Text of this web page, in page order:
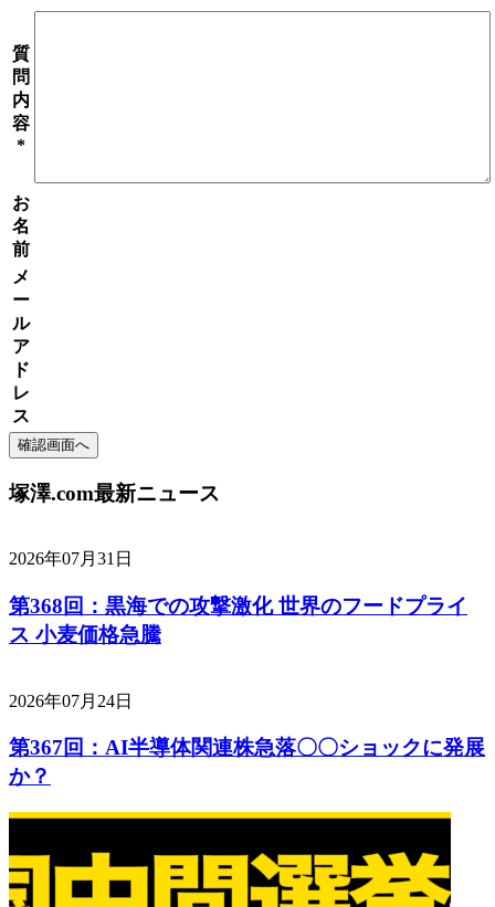
質
問
内
容
*
お
名
前
メ
ー
ル
ア
ド
レ
ス
塚澤.com最新ニュース
2026年07月31日
第368回：黒海での攻撃激化 世界のフードプライ
ス 小麦価格急騰
2026年07月24日
第367回：AI半導体関連株急落〇〇ショックに発展
か？